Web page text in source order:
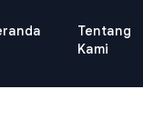
Tentang
Kami